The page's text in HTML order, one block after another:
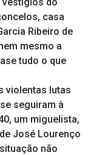
casa
Ribeiro de
mesmo a
tudo o que
violentas lutas
seguiram à
um miguelista,
José Lourenço
não